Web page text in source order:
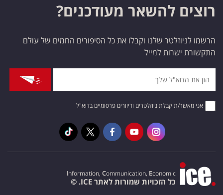
רוצים להשאר מעודכנים?
הרשמו לניוזלטר שלנו וקבלו את כל הסיפורים החמים של עולם
התקשורת ישרות למייל
אני מאשר/ת קבלת ניוזלטרים ודיוורים פרסומיים בדוא"ל
Information, Communication, Economic
כל הזכויות שמורות לאתר ICE. ©